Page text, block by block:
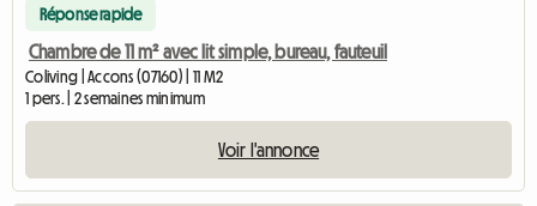
Réponse rapide
Chambre de 11 m² avec lit simple, bureau, fauteuil
Coliving | Accons (07160) | 11 M2
1 pers. | 2 semaines minimum
Voir l'annonce